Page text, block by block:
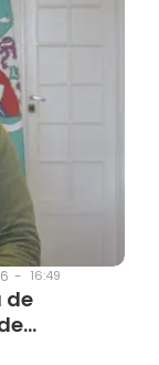
- 16:49
de